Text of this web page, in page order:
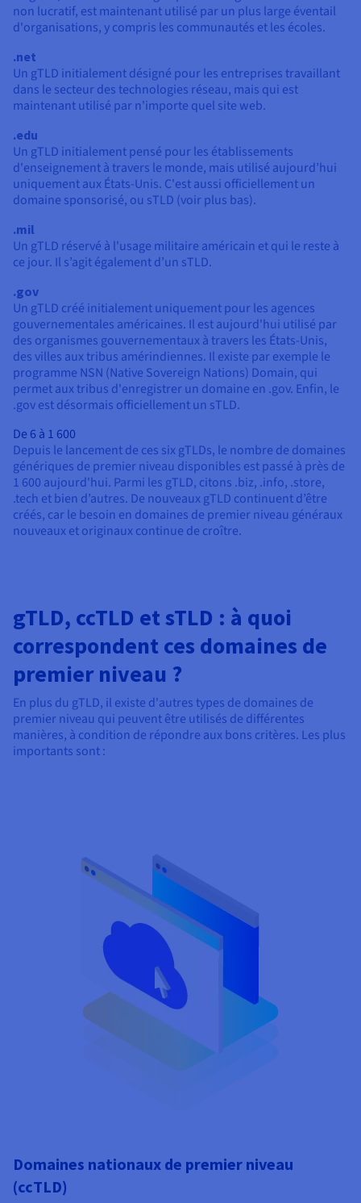
non lucratif, est maintenant utilisé par un plus large éventail
d'organisations, y compris les communautés et les écoles.
.net
Un gTLD initialement désigné pour les entreprises travaillant
dans le secteur des technologies réseau, mais qui est
maintenant utilisé par n'importe quel site web.
.edu
Un gTLD initialement pensé pour les établissements
d'enseignement à travers le monde, mais utilisé aujourd’hui
uniquement aux États-Unis. C'est aussi officiellement un
domaine sponsorisé, ou sTLD (voir plus bas).
.mil
Un gTLD réservé à l'usage militaire américain et qui le reste à
ce jour. Il s’agit également d’un sTLD.
.gov
Un gTLD créé initialement uniquement pour les agences
gouvernementales américaines. Il est aujourd'hui utilisé par
des organismes gouvernementaux à travers les États-Unis,
des villes aux tribus amérindiennes. Il existe par exemple le
programme NSN (Native Sovereign Nations) Domain, qui
permet aux tribus d'enregistrer un domaine en .gov. Enfin, le
.gov est désormais officiellement un sTLD.
De 6 à 1 600
Depuis le lancement de ces six gTLDs, le nombre de domaines
génériques de premier niveau disponibles est passé à près de
1 600 aujourd'hui. Parmi les gTLD, citons .biz, .info, .store,
.tech et bien d’autres. De nouveaux gTLD continuent d’être
créés, car le besoin en domaines de premier niveau généraux
nouveaux et originaux continue de croître.
gTLD, ccTLD et sTLD : à quoi
correspondent ces domaines de
premier niveau ?
En plus du gTLD, il existe d'autres types de domaines de
premier niveau qui peuvent être utilisés de différentes
manières, à condition de répondre aux bons critères. Les plus
importants sont :
Domaines nationaux de premier niveau
(ccTLD)